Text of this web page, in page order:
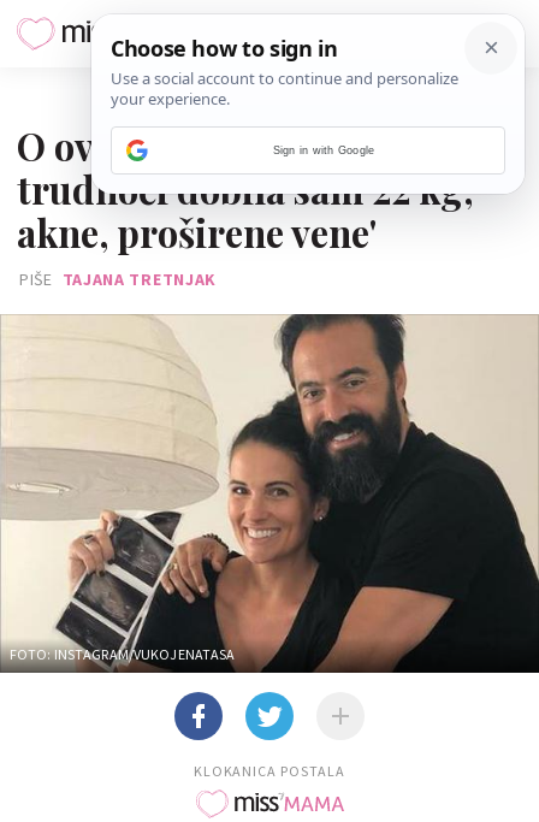
O ovome mame šute: 'U prvoj
trudnoći dobila sam 22 kg,
akne, proširene vene'
PIŠE TAJANA TRETNJAK
FOTO: INSTAGRAM/VUKOJENATASA
KLOKANICA POSTALA
Sign in with Google